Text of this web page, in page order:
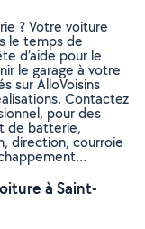
? Votre voiture
le temps de
d’aide pour le
le garage à votre
sur AlloVoisins
Contactez
pour des
de batterie,
direction, courroie
à Saint-